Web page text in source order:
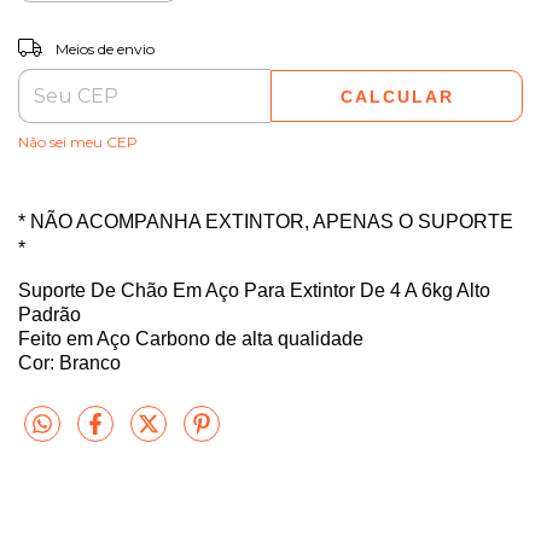
Entregas para o CEP:
Meios de envio
CALCULAR
Não sei meu CEP
* NÃO ACOMPANHA EXTINTOR, APENAS O SUPORTE
*
Suporte De Chão Em Aço Para Extintor De 4 A 6kg Alto
Padrão
Feito em Aço Carbono de alta qualidade
Cor: Branco